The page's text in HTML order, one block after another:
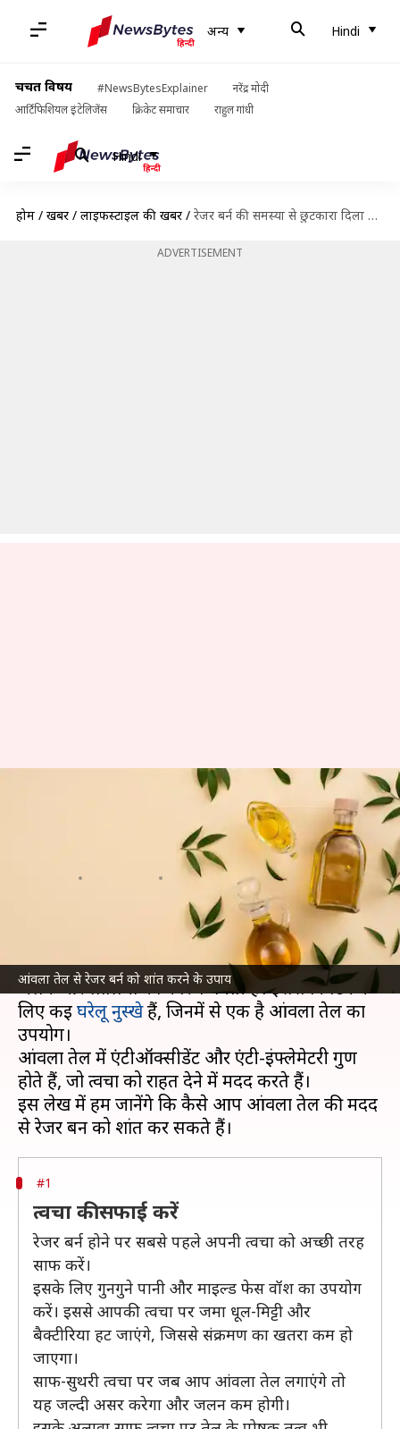
अन्य Hindi
चर्चित विषय #NewsBytesExplainer
नरेंद्र मोदी
आर्टिफिशियल इंटेलिजेंस
क्रिकेट समाचार राहुल गांधी
Hindi
होम / खबरें / लाइफस्टाइल की खबरें / रेजर बर्न की समस्या से छुटकारा दिला सकता है आंवला का तेल, ऐसे करें इस्तेमाल
ADVERTISEMENT
आंवला तेल से रेजर बर्न को शांत करने के उपाय
रेजर बर्न की समस्या से छुटकारा दिला
सकता है आंवला का तेल, ऐसे करें
08:28 pm
रेजर बर्न एक आम समस्या है, जो शेविंग के बाद त्वचा पर
जलन और लालिमा का कारण बनती है। इससे निपटने के
लिए कईघरेलू नुस्खेहैं, जिनमें से एक है आंवला तेल का
उपयोग।
आंवला तेल में एंटीऑक्सीडेंट और एंटी-इंफ्लेमेटरी गुण
होते हैं, जो त्वचा को राहत देने में मदद करते हैं।
इस लेख में हम जानेंगे कि कैसे आप आंवला तेल की मदद
#1
त्वचा की सफाई करें
रेजर बर्न होने पर सबसे पहले अपनी त्वचा को अच्छी तरह
साफ करें।
इसके लिए गुनगुने पानी और माइल्ड फेस वॉश का उपयोग
करें। इससे आपकी त्वचा पर जमा धूल-मिट्टी और
बैक्टीरिया हट जाएंगे, जिससे संक्रमण का खतरा कम हो
जाएगा।
साफ-सुथरी त्वचा पर जब आप आंवला तेल लगाएंगे तो
यह जल्दी असर करेगा और जलन कम होगी।